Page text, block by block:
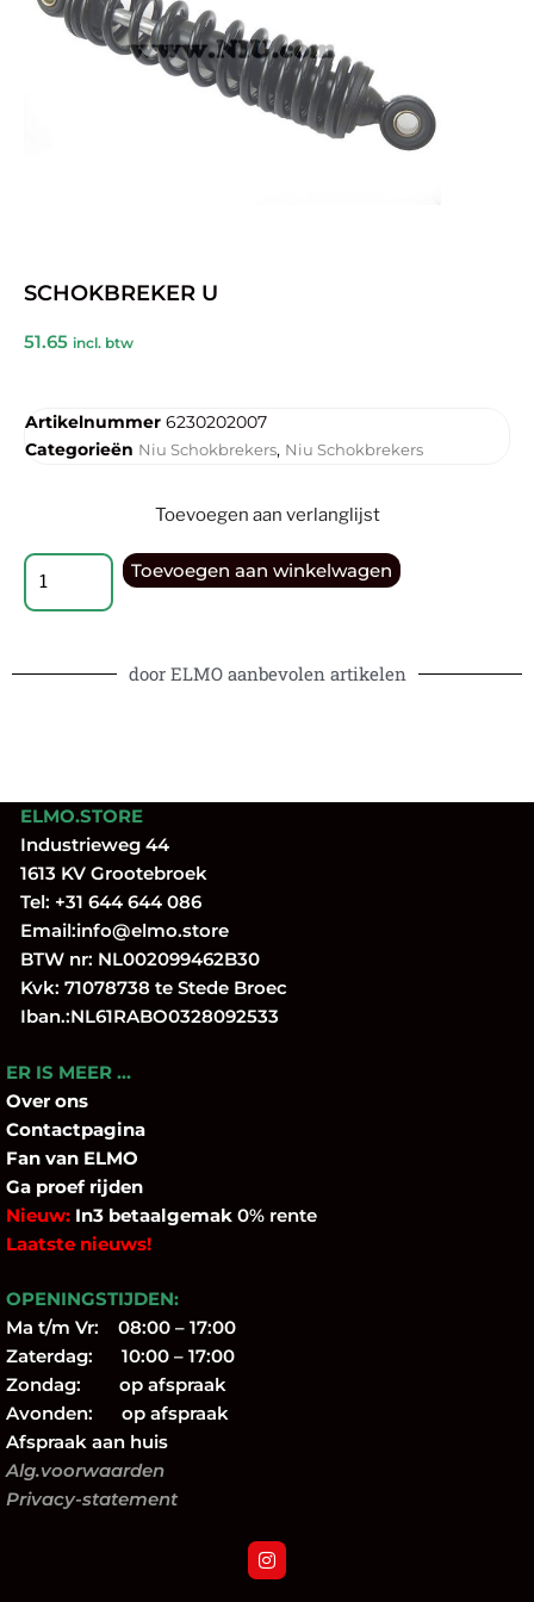
SCHOKBREKER U
51.65 incl. btw
Artikelnummer 6230202007
Categorieën Niu Schokbrekers, Niu Schokbrekers
Toevoegen aan verlanglijst
Toevoegen aan winkelwagen
door ELMO aanbevolen artikelen
ELMO.STORE
Industrieweg 44
1613 KV Grootebroek
Tel: +31 644 644 086
Email:info@elmo.store
BTW nr: NL002099462B30
Kvk: 71078738 te Stede Broec
Iban.:NL61RABO0328092533
ER IS MEER …
Over ons
Contactpagina
Fan van ELMO
Ga proef rijden
Nieuw: In3 betaalgemak 0% rente
Laatste nieuws!
OPENINGSTIJDEN:
Ma t/m Vr: 08:00 – 17:00
Zaterdag: 10:00 – 17:00
Zondag: op afspraak
Avonden: op afspraak
Afspraak aan huis
Alg.voorwaarden
Privacy-statement